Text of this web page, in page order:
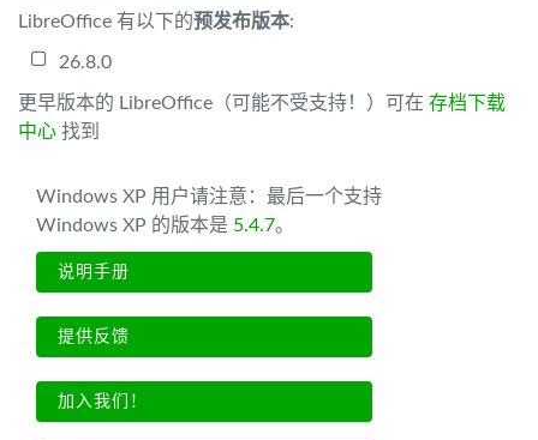
LibreOffice 有以下的预发布版本:
26.8.0
更早版本的 LibreOffice（可能不受支持！）可在 存档下载
中心 找到
Windows XP 用户请注意：最后一个支持
Windows XP 的版本是 5.4.7。
说明手册
提供反馈
加入我们！